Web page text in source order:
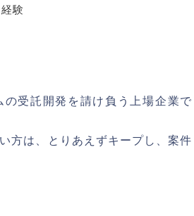
験
受託開発を請け負う上場企業で
方は、とりあえずキープし、案件